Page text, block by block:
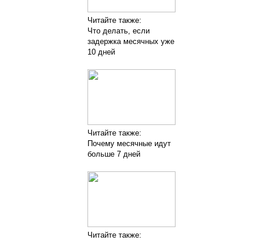
Читайте также:
Что делать, если
задержка месячных уже
10 дней
Читайте также:
Почему месячные идут
больше 7 дней
Читайте также: